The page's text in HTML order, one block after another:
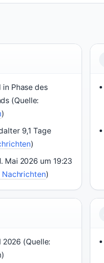
Phase des
(Quelle:
)
9,1 Tage
)
Mai 2026 um 19:23
)
(Quelle: